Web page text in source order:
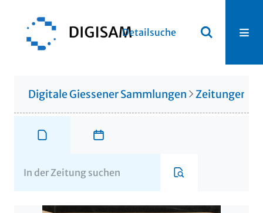
Detailsuche
Digitale Giessener Sammlungen Zeitungen